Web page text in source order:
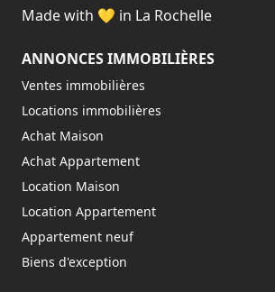
Made with 💛 in La Rochelle
ANNONCES IMMOBILIÈRES
Ventes immobilières
Locations immobilières
Achat Maison
Achat Appartement
Location Maison
Location Appartement
Appartement neuf
Biens d'exception